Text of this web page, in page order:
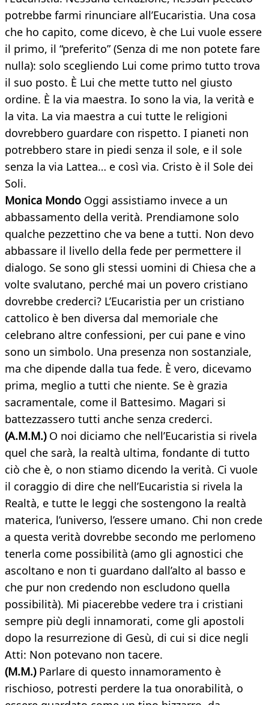
potrebbe farmi rinunciare all’Eucaristia. Una cosa
che ho capito, come dicevo, è che Lui vuole essere
il primo, il “preferito” (Senza di me non potete fare
nulla): solo scegliendo Lui come primo tutto trova
il suo posto. È Lui che mette tutto nel giusto
ordine. È la via maestra. Io sono la via, la verità e
la vita. La via maestra a cui tutte le religioni
dovrebbero guardare con rispetto. I pianeti non
potrebbero stare in piedi senza il sole, e il sole
senza la via Lattea… e così via. Cristo è il Sole dei
Soli.
Monica Mondo Oggi assistiamo invece a un
abbassamento della verità. Prendiamone solo
qualche pezzettino che va bene a tutti. Non devo
abbassare il livello della fede per permettere il
dialogo. Se sono gli stessi uomini di Chiesa che a
volte svalutano, perché mai un povero cristiano
dovrebbe crederci? L’Eucaristia per un cristiano
cattolico è ben diversa dal memoriale che
celebrano altre confessioni, per cui pane e vino
sono un simbolo. Una presenza non sostanziale,
ma che dipende dalla tua fede. È vero, dicevamo
prima, meglio a tutti che niente. Se è grazia
sacramentale, come il Battesimo. Magari si
battezzassero tutti anche senza crederci.
(A.M.M.)O noi diciamo che nell’Eucaristia si rivela
quel che sarà, la realtà ultima, fondante di tutto
ciò che è, o non stiamo dicendo la verità. Ci vuole
il coraggio di dire che nell’Eucaristia si rivela la
Realtà, e tutte le leggi che sostengono la realtà
materica, l’universo, l’essere umano. Chi non crede
a questa verità dovrebbe secondo me perlomeno
tenerla come possibilità (amo gli agnostici che
ascoltano e non ti guardano dall’alto al basso e
che pur non credendo non escludono quella
possibilità). Mi piacerebbe vedere tra i cristiani
sempre più degli innamorati, come gli apostoli
dopo la resurrezione di Gesù, di cui si dice negli
Atti: Non potevano non tacere.
(M.M.)Parlare di questo innamoramento è
rischioso, potresti perdere la tua onorabilità, o